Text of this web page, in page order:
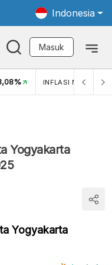
Indonesia
Masuk
INFLASI MOM (MEI)
Yogyakarta
Yogyakarta